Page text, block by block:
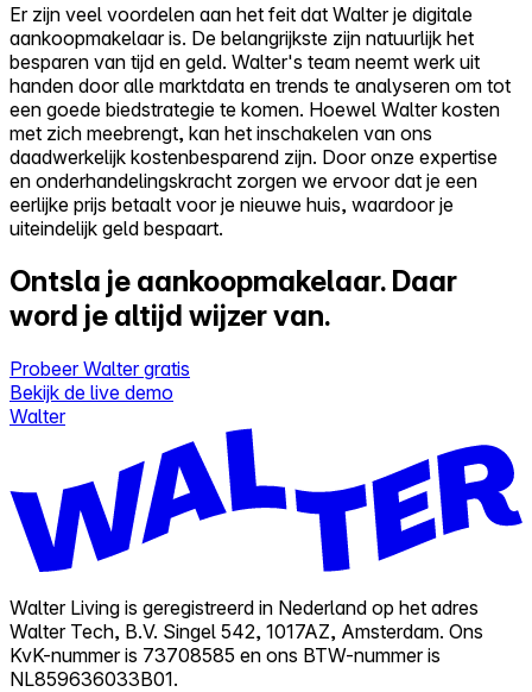
Er zijn veel voordelen aan het feit dat Walter je digitale
aankoopmakelaar is. De belangrijkste zijn natuurlijk het
besparen van tijd en geld. Walter's team neemt werk uit
handen door alle marktdata en trends te analyseren om tot
een goede biedstrategie te komen. Hoewel Walter kosten
met zich meebrengt, kan het inschakelen van ons
daadwerkelijk kostenbesparend zijn. Door onze expertise
en onderhandelingskracht zorgen we ervoor dat je een
eerlijke prijs betaalt voor je nieuwe huis, waardoor je
uiteindelijk geld bespaart.
Ontsla je aankoopmakelaar. Daar
word je altijd wijzer van.
Probeer Walter gratis
Bekijk de live demo
Walter
Walter Living is geregistreerd in Nederland op het adres
Walter Tech, B.V. Singel 542, 1017AZ, Amsterdam. Ons
KvK-nummer is 73708585 en ons BTW-nummer is
NL859636033B01.